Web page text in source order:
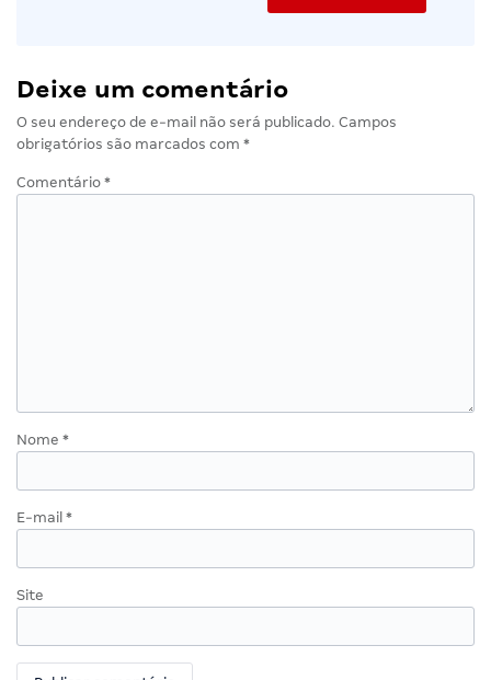
Deixe um comentário
O seu endereço de e-mail não será publicado. Campos
obrigatórios são marcados com *
Comentário *
Nome *
E-mail *
Site